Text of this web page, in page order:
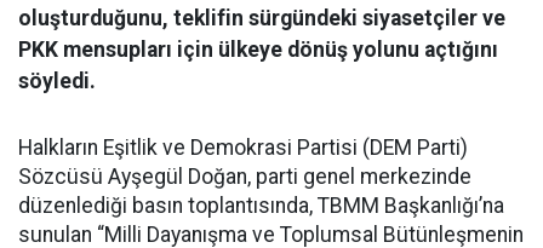
oluşturduğunu, teklifin sürgündeki siyasetçiler ve
PKK mensupları için ülkeye dönüş yolunu açtığını
söyledi.
Halkların Eşitlik ve Demokrasi Partisi (DEM Parti)
Sözcüsü Ayşegül Doğan, parti genel merkezinde
düzenlediği basın toplantısında, TBMM Başkanlığı’na
sunulan “Milli Dayanışma ve Toplumsal Bütünleşmenin